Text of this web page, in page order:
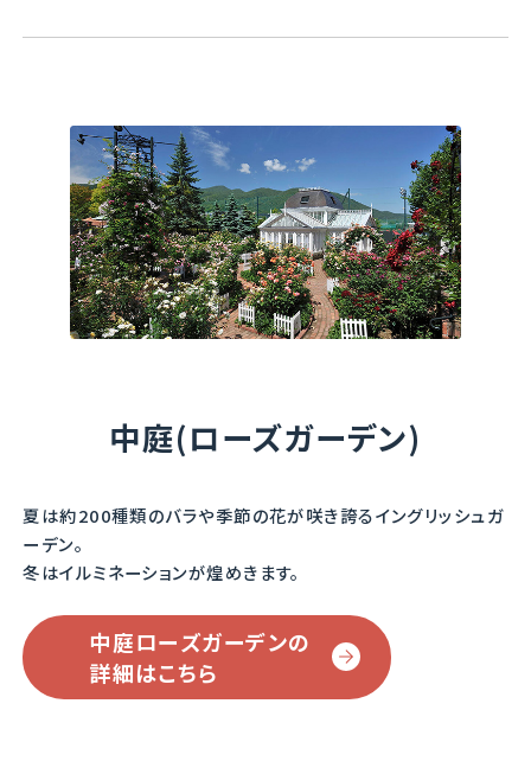
中庭(ローズガーデン)
夏は約200種類のバラや季節の花が咲き誇るイングリッシュガ
ーデン。
冬はイルミネーションが煌めきます。
中庭ローズガーデンの
詳細はこちら